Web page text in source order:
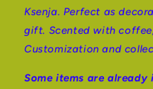
Ksenja. Perfect as
gift. Scented with
Customization and
Some items are already